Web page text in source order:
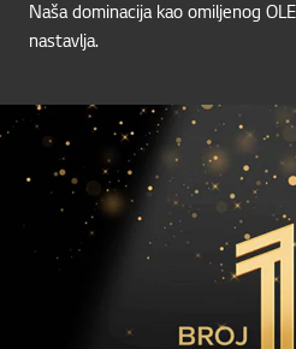
Naša dominacija kao omiljenog
nastavlja.